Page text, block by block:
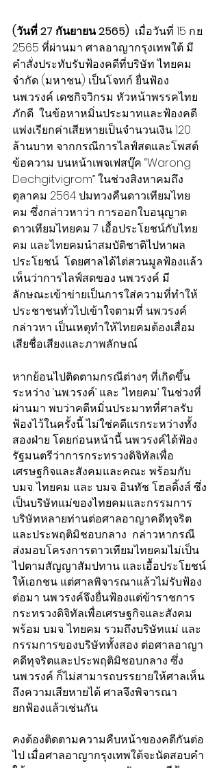
(วันที่ 27 กันยายน 2565) เมื่อวันที่ 15 ก.ย.
2565 ที่ผ่านมา ศาลอาญากรุงเทพใต้ มี
คำสั่งประทับรับฟ้องคดีที่บริษัท ไทยคม
จำกัด (มหาชน) เป็นโจทก์ ยื่นฟ้อง
นพ.วรงค์ เดชกิจวิกรม หัวหน้าพรรคไทย
ภักดี  ในข้อหาหมิ่นประมาทและฟ้องคดี
แพ่งเรียกค่าเสียหายเป็นจำนวนเงิน 120
ล้านบาท จากกรณีการไลฟ์สดและโพสต์
ข้อความ บนหน้าเพจเฟสบุ๊ค “Warong
Dechgitvigrom” ในช่วงสิงหาคมถึง
ตุลาคม 2564 ปมทวงคืนดาวเทียมไทย
คม ซึ่งกล่าวหาว่า การออกใบอนุญาต
ดาวเทียมไทยคม 7 เอื้อประโยชน์กับไทย
คม และไทยคมนำสมบัติชาติไปหาผล
ประโยชน์  โดยศาลได้ไต่สวนมูลฟ้องแล้ว
เห็นว่าการไลฟ์สดของ นพ.วรงค์ มี
ลักษณะเข้าข่ายเป็นการใส่ความที่ทำให้
ประชาชนทั่วไปเข้าใจตามที่ นพ.วรงค์
กล่าวหา เป็นเหตุทำให้ไทยคมต้องเสื่อม
เสียชื่อเสียงและภาพลักษณ์
หากย้อนไปติดตามกรณีต่างๆ ที่เกิดขึ้น
ระหว่าง ‘นพ.วรงค์’ และ ‘ไทยคม’ ในช่วงที่
ผ่านมา พบว่าคดีหมิ่นประมาทที่ศาลรับ
ฟ้องไว้ในครั้งนี้ ไม่ใช่คดีแรกระหว่างทั้ง
สองฝ่าย โดยก่อนหน้านี้ นพ.วรงค์ได้ฟ้อง
รัฐมนตรีว่าการกระทรวงดิจิทัลเพื่อ
เศรษฐกิจและสังคมและคณะ พร้อมกับ
บมจ. ไทยคม และ บมจ. อินทัช โฮลดิ้งส์ ซึ่ง
เป็นบริษัทแม่ของไทยคมและกรรมการ
บริษัทหลายท่านต่อศาลอาญาคดีทุจริต
และประพฤติมิชอบกลาง  กล่าวหากรณี
ส่งมอบโครงการดาวเทียมไทยคมไม่เป็น
ไปตามสัญญาสัมปทาน และเอื้อประโยชน์
ให้เอกชน แต่ศาลพิจารณาแล้วไม่รับฟ้อง
ต่อมา นพ.วรงค์จึงยื่นฟ้องแต่ข้าราชการ
กระทรวงดิจิทัลเพื่อเศรษฐกิจและสังคม
พร้อม บมจ. ไทยคม รวมถึงบริษัทแม่ และ
กรรมการของบริษัททั้งสอง ต่อศาลอาญา
คดีทุจริตและประพฤติมิชอบกลาง ซึ่ง
นพ.วรงค์ ก็ไม่สามารถบรรยายให้ศาลเห็น
ถึงความเสียหายได้ ศาลจึงพิจารณา
ยกฟ้องแล้วเช่นกัน
คงต้องติดตามความคืบหน้าของคดีกันต่อ
ไป เมื่อศาลอาญากรุงเทพใต้จะนัดสอบคำ